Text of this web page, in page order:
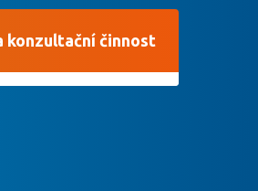
konzultační činnost